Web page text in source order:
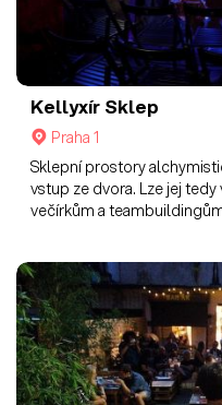
Kellyxír Sklep
Praha 1
Sklepní prostory
vstup ze dvora. Lze jej
večírkům a